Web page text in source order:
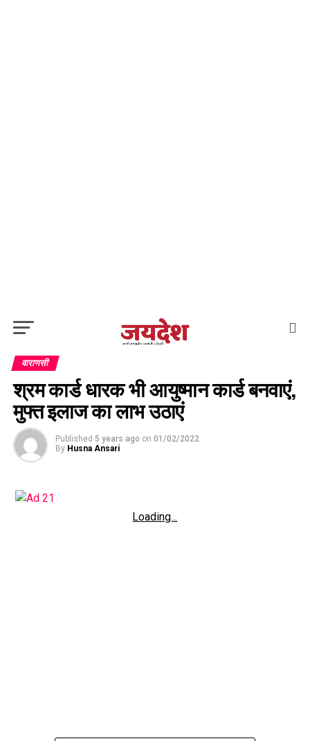
वाराणसी
श्रम कार्ड धारक भी आयुष्मान कार्ड बनवाएं,
मुफ्त इलाज का लाभ उठाएं
Published 5 years ago on 01/02/2022
By Husna Ansari
Loading...